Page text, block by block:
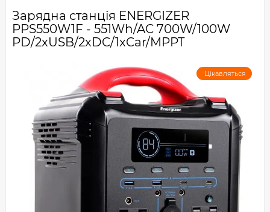
Зарядна станція ENERGIZER
PPS550W1F - 551Wh/AC 700W/100W
PD/2xUSB/2xDC/1xCar/MPPT
Цікавляться